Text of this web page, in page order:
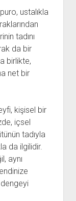
ustalıkla
tadını
da bir
birlikte,
net bir
kişisel bir
içsel
tadıyla
da ilgilidir.
aynı